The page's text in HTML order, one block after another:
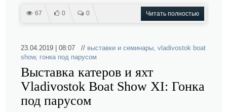
67 0 0 Читать полностью
23.04.2019 | 08:07 // выставки и семинары, vladivostok boat
show, гонка под парусом
Выставка катеров и яхт
Vladivostok Boat Show XI: Гонка
под парусом